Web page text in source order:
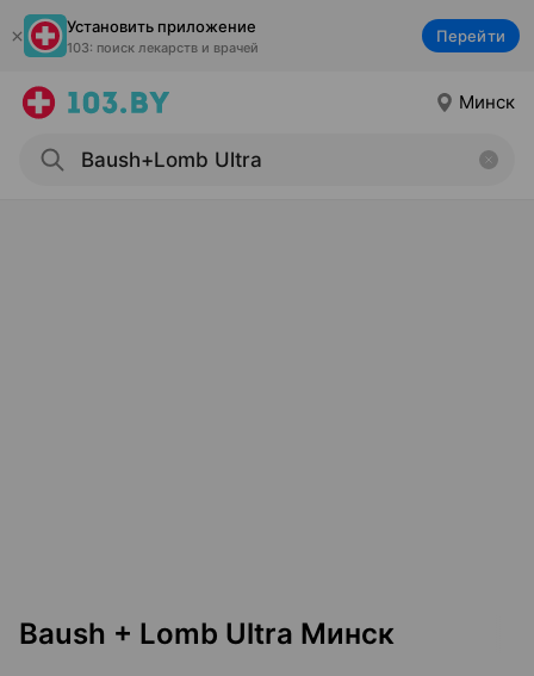
Установить приложение
103: поиск лекарств и врачей
Перейти
Минск
Baush + Lomb Ultra Минск